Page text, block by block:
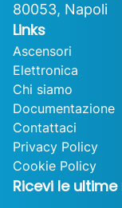
80053, Napoli
Links
Ascensori
Elettronica
Chi siamo
Documentazione
Contattaci
Privacy Policy
Cookie Policy
Ricevi le